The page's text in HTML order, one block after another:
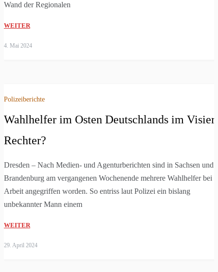
Wand der Regionalen
WEITER
4. Mai 2024
Polizeiberichte
Wahlhelfer im Osten Deutschlands im Visier
Rechter?
Dresden – Nach Medien- und Agenturberichten sind in Sachsen und
Brandenburg am vergangenen Wochenende mehrere Wahlhelfer bei
Arbeit angegriffen worden. So entriss laut Polizei ein bislang
unbekannter Mann einem
WEITER
29. April 2024